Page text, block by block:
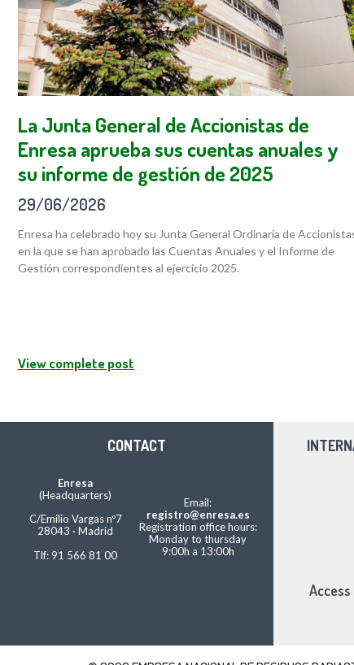
La Junta General de Accionistas de
Enresa aprueba sus cuentas anuales y
su informe de gestión de 2025
29/06/2026
Enresa ha celebrado hoy su Junta General Ordinaria de
en la que se han aprobado las Cuentas Anuales y el Informe de
Gestión correspondientes al ejercicio 2025.
View complete post
CONTACT
Enresa
(Headquarters)
C/Emilio Vargas nº7
28043 · Madrid
Tlf: 91 566 81 00
Email:
registro@enresa.es
Registration office hours:
Monday to thursday
9:00h a 13:00h